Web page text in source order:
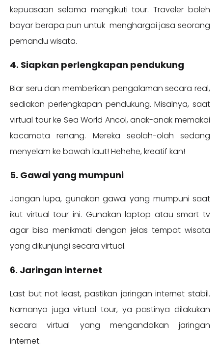
kepuasaan selama mengikuti tour. Traveler boleh
bayar berapa pun untuk menghargai jasa seorang
pemandu wisata.
4. Siapkan perlengkapan pendukung
Biar seru dan memberikan pengalaman secara real,
sediakan perlengkapan pendukung. Misalnya, saat
virtual tour ke Sea World Ancol, anak-anak memakai
kacamata renang. Mereka seolah-olah sedang
menyelam ke bawah laut! Hehehe, kreatif kan!
5. Gawai yang mumpuni
Jangan lupa, gunakan gawai yang mumpuni saat
ikut virtual tour ini. Gunakan laptop atau smart tv
agar bisa menikmati dengan jelas tempat wisata
yang dikunjungi secara virtual.
6. Jaringan internet
Last but not least, pastikan jaringan internet stabil.
Namanya juga virtual tour, ya pastinya dilakukan
secara virtual yang mengandalkan jaringan
internet.